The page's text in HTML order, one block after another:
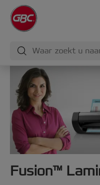
Fusion™